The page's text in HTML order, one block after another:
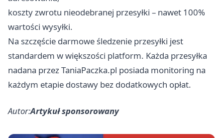
koszty zwrotu nieodebranej przesyłki – nawet 100%
wartości wysyłki.
Na szczęście darmowe śledzenie przesyłki jest
standardem w większości platform. Każda przesyłka
nadana przez TaniaPaczka.pl posiada monitoring na
każdym etapie dostawy bez dodatkowych opłat.
Autor:Artykuł sponsorowany